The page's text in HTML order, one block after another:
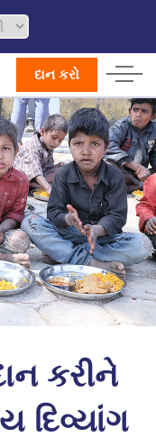
દાન કરો
કરીને
દિવ્યાંગ